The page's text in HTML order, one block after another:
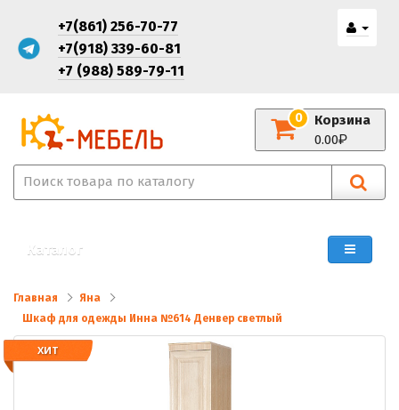
+7(861) 256-70-77
+7(918) 339-60-81
+7 (988) 589-79-11
Корзина
0
0.00
Каталог
Главная
Яна
Шкаф для одежды Инна №614 Денвер светлый
ХИТ